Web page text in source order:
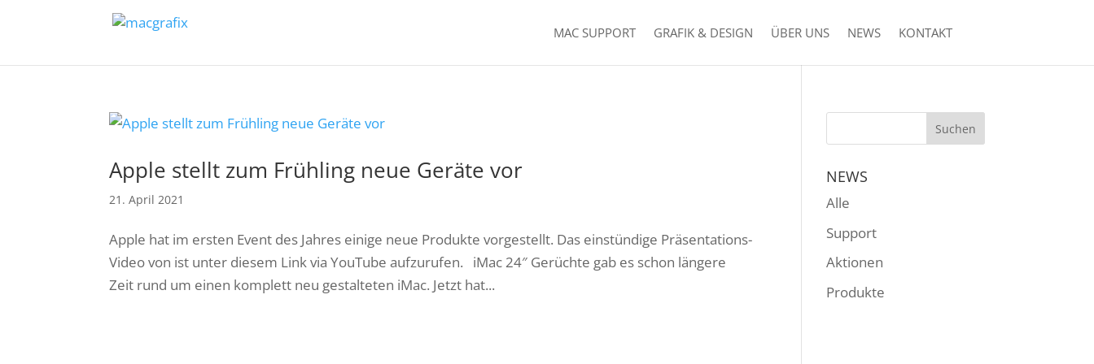
MAC SUPPORT GRAFIK & DESIGN ÜBER UNS NEWS KONTAKT
Apple stellt zum Frühling neue Geräte vor
21. April 2021
Apple hat im ersten Event des Jahres einige neue Produkte vorgestellt. Das einstündige Präsentations-
Video von ist unter diesem Link via YouTube aufzurufen. iMac 24″ Gerüchte gab es schon längere
Zeit rund um einen komplett neu gestalteten iMac. Jetzt hat...
NEWS
Alle
Support
Aktionen
Produkte